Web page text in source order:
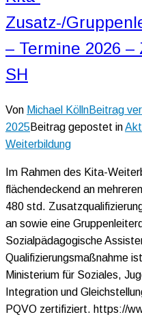
Zusatz-/
– Termine 2026
SH
Von Michael KöllnBeitrag
2025Beitrag gepostet in
Weiterbildung
Im Rahmen des Kita-
flächendeckend an
480 std.
an sowie eine
Sozialpädagogische
Qualifizierungsmaßnahme
Ministerium für Soziales,
Integration und
PQVO zertifiziert. https://